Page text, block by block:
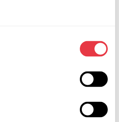
AutoTechService 2026,
3A-D3 y conozca